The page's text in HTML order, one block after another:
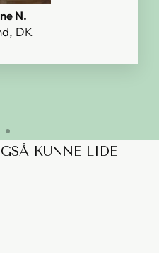
N.
DK
KUNNE LIDE